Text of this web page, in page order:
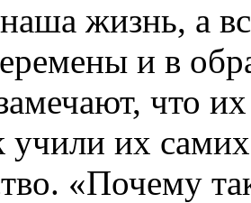
жизнь, а
и в
что
учили их
«Почему